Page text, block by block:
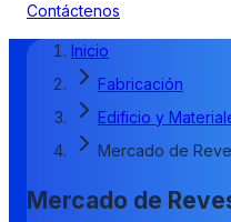
Contáctenos
Inicio
Fabricación
Edificio y
Mercado de
Mercado de